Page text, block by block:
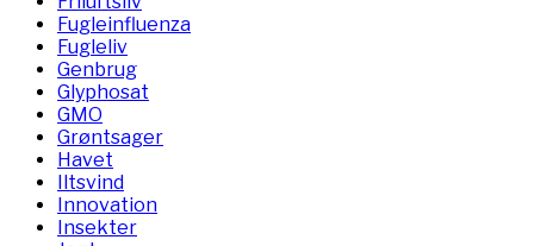
Fugleinfluenza
Fugleliv
Genbrug
Glyphosat
GMO
Grøntsager
Havet
Iltsvind
Innovation
Insekter